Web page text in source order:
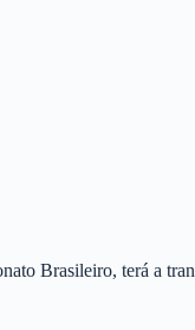
Brasileiro, terá a